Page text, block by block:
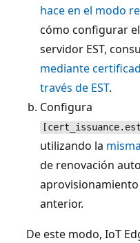
hace en el modo
cómo configurar
servidor EST,
mediante
través de EST.
Configura
utilizando la
de renovación
anterior.
De este modo, IoT